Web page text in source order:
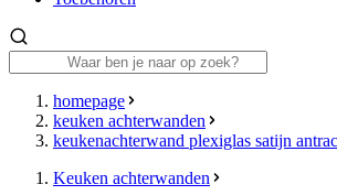
homepage
keuken achterwanden
keukenachterwand plexiglas satijn
Keuken achterwanden